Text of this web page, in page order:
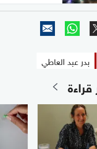
بدر عبد العاطي
قراءة